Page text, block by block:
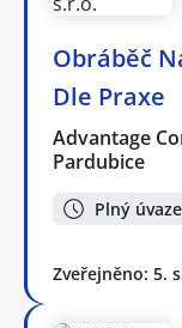
Obráběč
Dle Praxe
Advantage
Pardubice
Plný
Zveřejněno: 5.